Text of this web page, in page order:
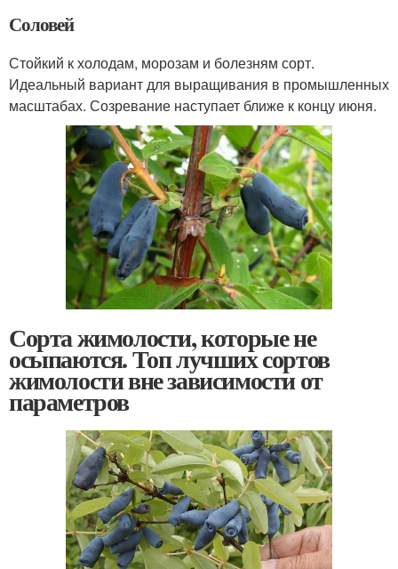
Соловей
Стойкий к холодам, морозам и болезням сорт.
Идеальный вариант для выращивания в промышленных
масштабах. Созревание наступает ближе к концу июня.
Сорта жимолости, которые не
осыпаются. Топ лучших сортов
жимолости вне зависимости от
параметров